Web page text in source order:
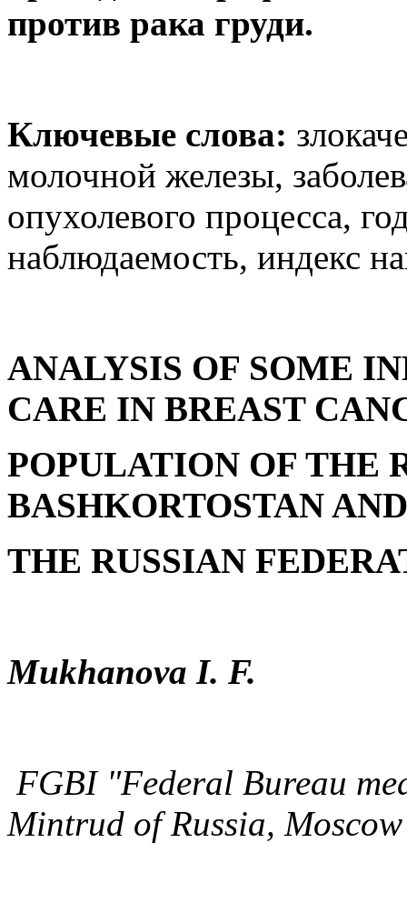
против рака груди.
Ключевые слова:
молочной железы,
опухолевого процесса,
наблюдаемость, индекс
ANALYSIS OF SOME
CARE IN BREAST
POPULATION OF THE
BASHKORTOSTAN AND
THE RUSSIAN
Mukhanova I. F.
FGBI "Federal Bureau
Mintrud of Russia, Moscow